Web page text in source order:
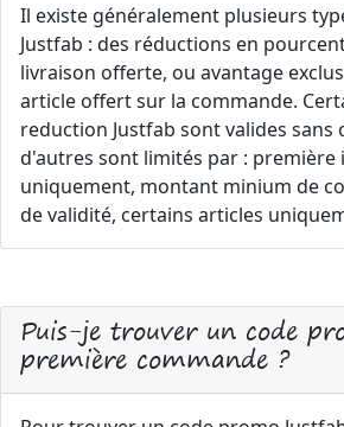
Il existe généralement plusieurs
Justfab : des réductions en
livraison offerte, ou avantage
article offert sur la commande.
reduction Justfab sont valides sans
d'autres sont limités par : première
uniquement, montant minium de
de validité, certains articles
Puis-je trouver un code
première commande ?